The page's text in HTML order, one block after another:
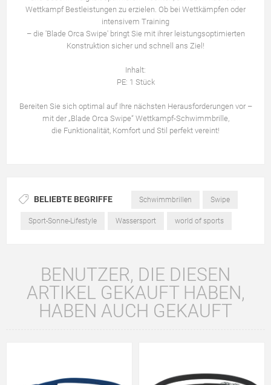
Wettkampf Bestleistungen zu erzielen. Ob bei Wettkämpfen oder
intensivem Training
– die 'Blade Orca Swipe' bringt Sie mit ihrer leistungsoptimierten
Konstruktion sicher und schnell ans Ziel!
Inhalt:
PE: 1 Stück
Bereiten Sie sich optimal auf Ihre nächsten Herausforderungen vor –
mit der „Blade Orca Swipe“ Wettkampf-Schwimmbrille,
die Funktionalität, Komfort und Stil perfekt vereint!
BELIEBTE BEGRIFFE Schwimmbrillen Swipe
Sport-Sonne-Lifestyle Wassersport world of sports
BENUTZER, DIE DIESEN
ARTIKEL GEKAUFT HABEN,
HABEN AUCH GEKAUFT